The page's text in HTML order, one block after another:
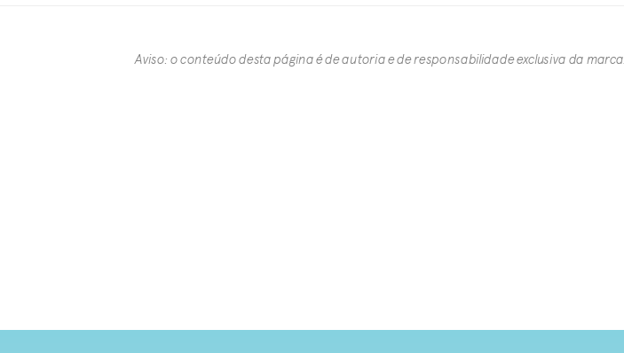
Aviso: o conteúdo desta página é de autoria e de responsabilidade exclusiva da marca.​